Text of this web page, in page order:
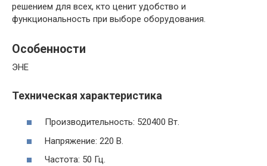
решением для всех, кто ценит удобство и
функциональность при выборе оборудования.
Особенности
ЭНЕ
Техническая характеристика
Производительность: 520400 Вт.
Напряжение: 220 В.
Частота: 50 Гц.